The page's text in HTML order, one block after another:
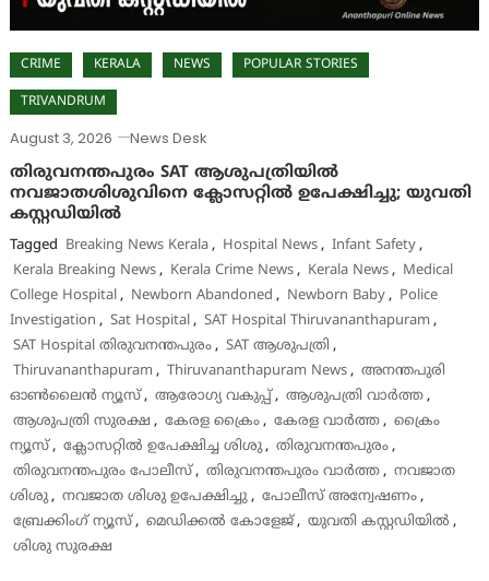
CRIME KERALA NEWS POPULAR STORIES
TRIVANDRUM
August 3, 2026
News Desk
തിരുവനന്തപുരം SAT ആശുപത്രിയിൽ
നവജാതശിശുവിനെ ക്ലോസറ്റിൽ ഉപേക്ഷിച്ചു; യുവതി
കസ്റ്റഡിയിൽ
Tagged Breaking News Kerala, Hospital News, Infant Safety,
Kerala Breaking News, Kerala Crime News, Kerala News, Medical
College Hospital, Newborn Abandoned , Newborn Baby, Police
Investigation , Sat Hospital, SAT Hospital Thiruvananthapuram ,
SAT Hospital തിരുവനന്തപുരം, SAT ആശുപത്രി ,
Thiruvananthapuram , Thiruvananthapuram News, അനന്തപുരി
ഓൺലൈൻ ന്യൂസ്, ആരോഗ്യ വകുപ്പ്, ആശുപത്രി വാർത്ത,
ആശുപത്രി സുരക്ഷ , കേരള ക്രൈം, കേരള വാർത്ത, ക്രൈം
ന്യൂസ്, ക്ലോസറ്റിൽ ഉപേക്ഷിച്ച ശിശു, തിരുവനന്തപുരം,
തിരുവനന്തപുരം പോലീസ്, തിരുവനന്തപുരം വാർത്ത, നവജാത
ശിശു, നവജാത ശിശു ഉപേക്ഷിച്ചു, പോലീസ് അന്വേഷണം,
ബ്രേക്കിംഗ് ന്യൂസ്, മെഡിക്കൽ കോളേജ്, യുവതി കസ്റ്റഡിയിൽ ,
ശിശു സുരക്ഷ